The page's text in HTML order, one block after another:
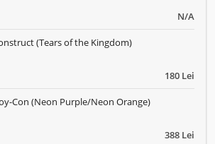
N/A
180 Lei
(Tears of the Kingdom)
388 Lei
Con (Neon Purple/Neon Orange)